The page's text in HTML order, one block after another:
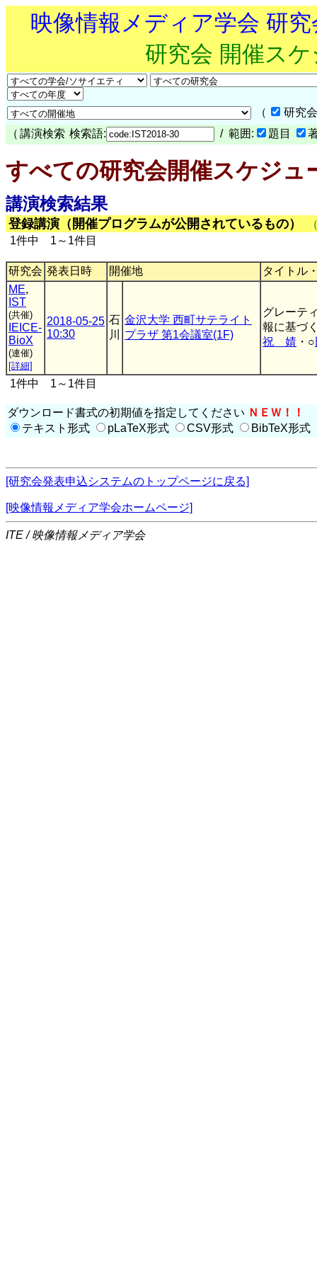
映像情報メディア学会 研
研究会 開催ス
（
研究
（ 講演検索 検索語: / 範囲: 題目
すべての研究会開催スケジュ
講演検索結果
登録講演（開催プログラムが公開されているもの）
1件中 1～1件目
研究会 発表日時 開催地
タイトル
ME,
IST
(共催)
IEICE-
BioX
(連催)
[詳細]
2018-05-25
10:30
石
川
金沢大学 西町サテライト
プラザ 第1会議室(1F)
グレーテ
報に基づ
祝 婧 ・○
1件中 1～1件目
ダウンロード書式の初期値を指定してください ＮＥＷ！！
テキスト形式
pLaTeX形式 CSV形式 BibTeX形式
[研究会発表申込システムのトップページに戻る]
[映像情報メディア学会ホームページ]
ITE / 映像情報メディア学会